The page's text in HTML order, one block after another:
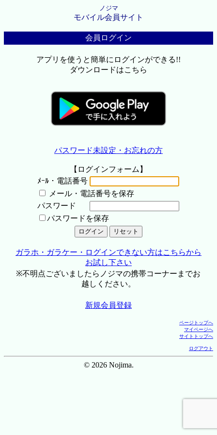
ノジマ
モバイル会員サイト
会員ログイン
アプリを使うと簡単にログインができる!!
ダウンロードはこちら
パスワード未設定・お忘れの方
【ログインフォーム】
ﾒｰﾙ・電話番号
メール・電話番号を保存
パスワード
パスワードを保存
ガラホ・ガラケー・ログインできない方はこちらから
お試し下さい
※不明点ございましたらノジマの携帯コーナーまでお
越しください。
新規会員登録
ページトップへ
マイページへ
サイトトップへ
ログアウト
© 2026 Nojima.